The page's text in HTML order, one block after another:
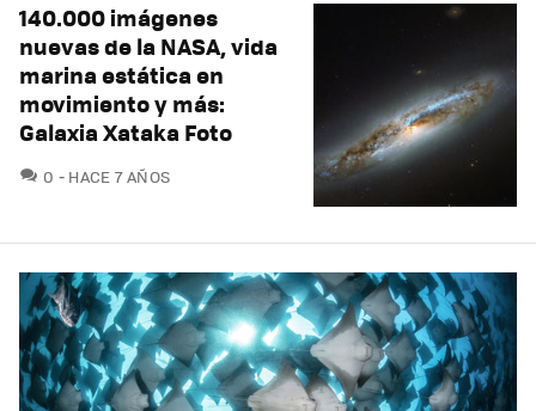
140.000 imágenes
nuevas de la NASA, vida
marina estática en
movimiento y más:
Galaxia Xataka Foto
0 COMENTARIOS
HACE 7 AÑOS